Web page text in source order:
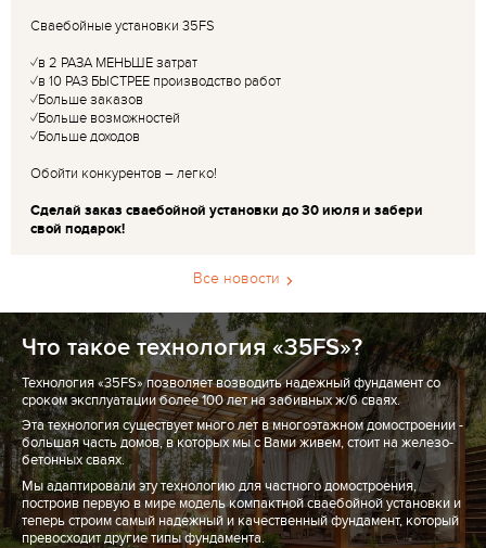
Сваебойные установки 35FS
✓в 2 РАЗА МЕНЬШЕ затрат
✓в 10 РАЗ БЫСТРЕЕ производство работ
✓Больше заказов
✓Больше возможностей
✓Больше доходов
Обойти конкурентов – легко!
Сделай заказ сваебойной установки до 30 июля и забери
свой подарок!
Все новости
Что такое технология «35FS»?
Технология «35FS» позволяет возводить надежный фундамент со
сроком эксплуатации более 100 лет на забивных ж/б сваях.
Эта технология существует много лет в многоэтажном домостроении -
большая часть домов, в которых мы с Вами живем, стоит на железо-
бетонных сваях.
Мы адаптировали эту технологию для частного домостроения,
построив первую в мире модель компактной сваебойной установки и
теперь строим самый надежный и качественный фундамент, который
превосходит другие типы фундамента.